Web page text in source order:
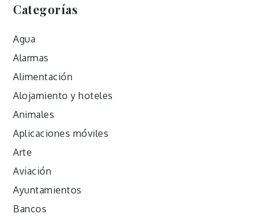
Categorías
Agua
Alarmas
Alimentación
Alojamiento y hoteles
Animales
Aplicaciones móviles
Arte
Aviación
Ayuntamientos
Bancos